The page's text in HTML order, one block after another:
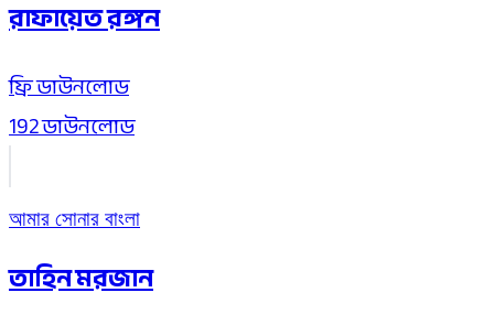
রাফায়েত রঙ্গন
ফ্রিডাউনলোড
192 ডাউনলোড
আমার সোনার বাংলা
তাহিন মরজান